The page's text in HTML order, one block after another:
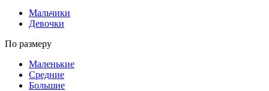
Мальчики
Девочки
По размеру
Маленькие
Средние
Большие